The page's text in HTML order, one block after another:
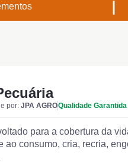
por: JPA AGROQualidade Garantida
para a cobertura da
ao consumo, cria, recria,